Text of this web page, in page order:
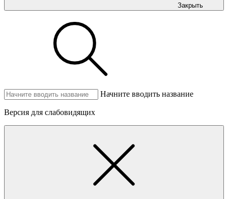
Закрыть
Начните вводить название
Версия для слабовидящих